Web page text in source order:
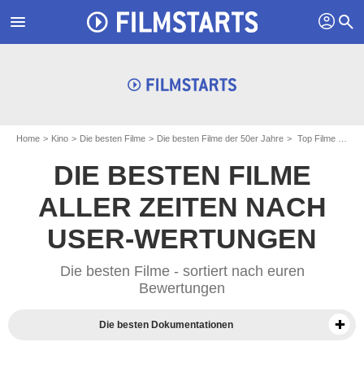
menu profil search
Home Kino Die besten Filme Die besten Filme der 50er Jahre Top Filme des Jahres 1950
DIE BESTEN FILME
ALLER ZEITEN NACH
USER-WERTUNGEN
Die besten Filme - sortiert nach euren
Bewertungen
Die besten Dokumentationen